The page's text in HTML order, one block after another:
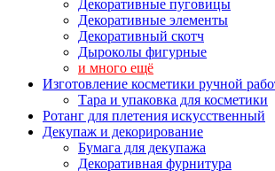
Декоративные пуговицы
Декоративные элементы
Декоративный скотч
Дыроколы фигурные
и много ещё
Изготовление косметики ручной
Тара и упаковка для косметики
Ротанг для плетения искусственный
Декупаж и декорирование
Бумага для декупажа
Декоративная фурнитура